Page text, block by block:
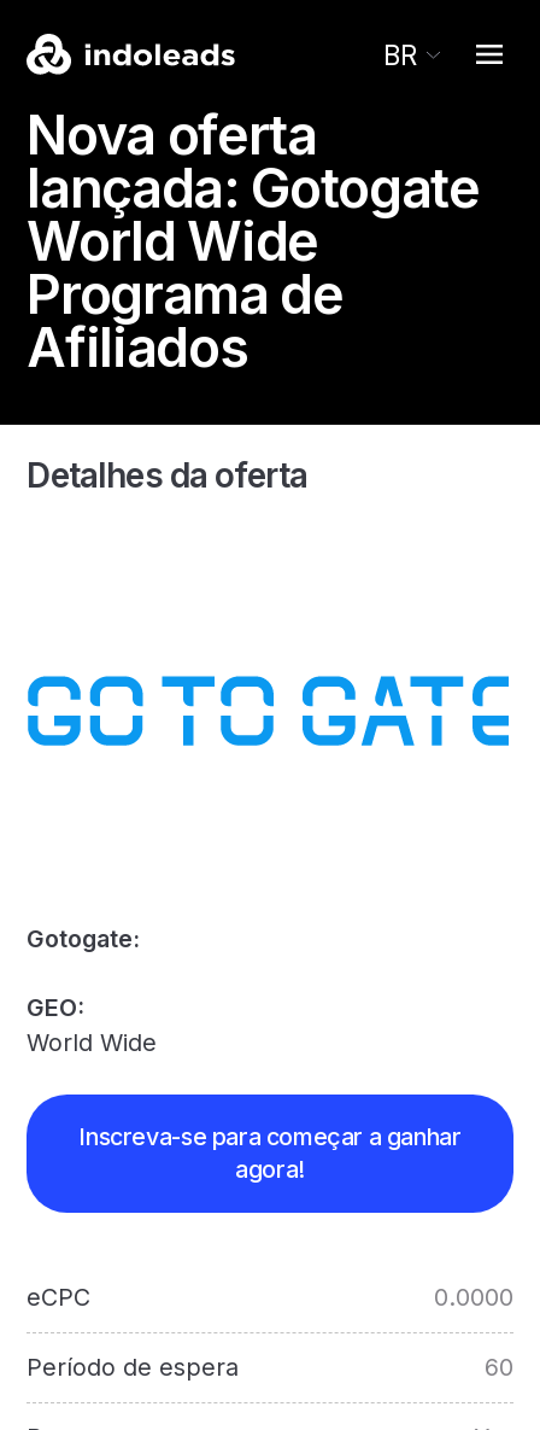
BR
Nova oferta
lançada: Gotogate
World Wide
Programa de
Afiliados
Detalhes da oferta
Gotogate:
GEO:
World Wide
Inscreva-se para começar a ganhar
agora!
eCPC 0.0000
Período de espera 60